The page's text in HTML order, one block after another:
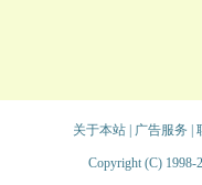
关于本站| 广告服务
Copyright (C) 1998-